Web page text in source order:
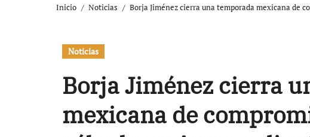
Inicio Noticias Borja Jiménez cierra una temporada mexicana de
Noticias
Borja Jiménez cierra
mexicana de